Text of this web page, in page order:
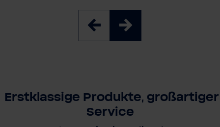
Erstklassige Produkte, großartiger
Service